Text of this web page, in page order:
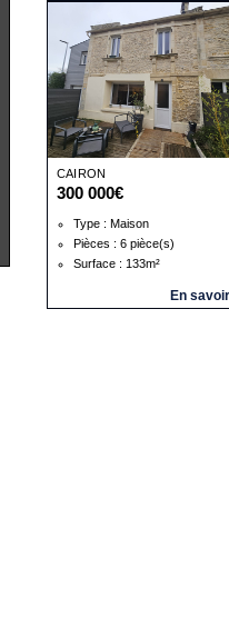
CAIRON
300 000€
Type : Maison
Pièces : 6 pièce(s)
Surface : 133m²
En savoir